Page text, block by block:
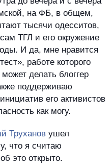
на ФБ, в общем,
тысячи одесситов,
ТГЛ и его окружение
И да, мне нравится
работе которого
делать блоггер
поддерживаю
его активистов
как могу.
Труханов ушел
что я считаю
это открыто.